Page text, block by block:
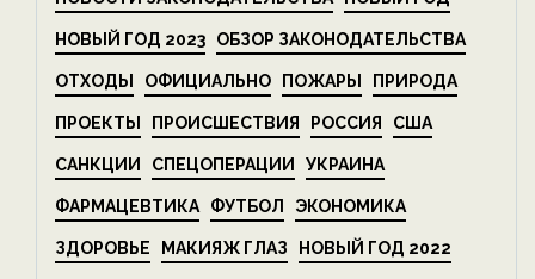
НОВЫЙ ГОД 2023 ОБЗОР ЗАКОНОДАТЕЛЬСТВА
ОТХОДЫ ОФИЦИАЛЬНО ПОЖАРЫ ПРИРОДА
ПРОЕКТЫ ПРОИСШЕСТВИЯ РОССИЯ США
САНКЦИИ СПЕЦОПЕРАЦИИ УКРАИНА
ФАРМАЦЕВТИКА ФУТБОЛ ЭКОНОМИКА
ЗДОРОВЬЕ МАКИЯЖ ГЛАЗ НОВЫЙ ГОД 2022